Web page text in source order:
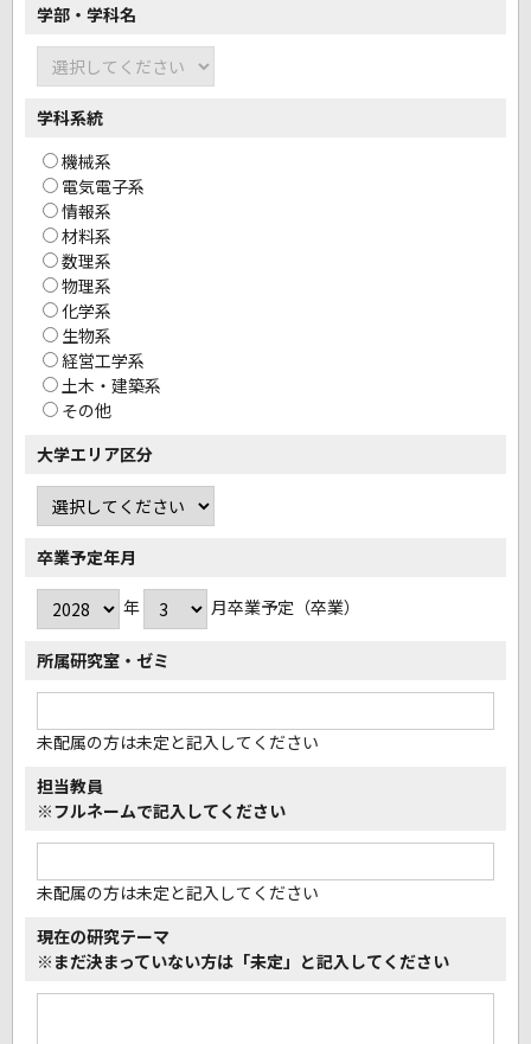
学部・学科名
学科系統
機械系
電気電子系
情報系
材料系
数理系
物理系
化学系
生物系
経営工学系
土木・建築系
その他
大学エリア区分
卒業予定年月
年 月卒業予定（卒業）
所属研究室・ゼミ
未配属の方は未定と記入してください
担当教員
※フルネームで記入してください
未配属の方は未定と記入してください
現在の研究テーマ
※まだ決まっていない方は 「未定」と記入してください